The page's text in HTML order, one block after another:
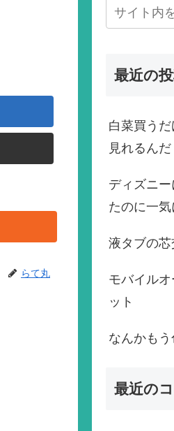
らて丸
最近の
白菜買う
見れるんだ
ディズニ
たのに一
液タブの
モバイル
ット
なんかも
最近の